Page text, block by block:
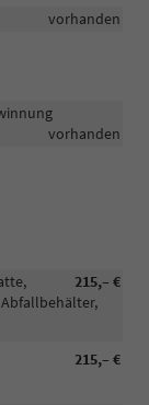
vorhanden
vorhanden
215,– €
215,– €